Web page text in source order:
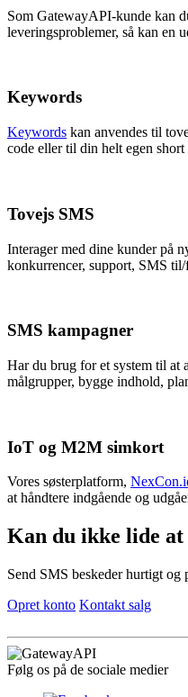
Som GatewayAPI-kunde kan
leveringsproblemer, så kan en
Keywords
Keywords kan anvendes til
code eller til din helt egen
Tovejs SMS
Interager med dine kunder på
konkurrencer, support, SMS
SMS kampagner
Har du brug for et system til at
målgrupper, bygge indhold,
IoT og M2M simkort
Vores søsterplatform,
at håndtere indgående og
Kan du ikke lide at
Send SMS beskeder hurtigt
Opret konto Kontakt salg
Følg os på de sociale medier